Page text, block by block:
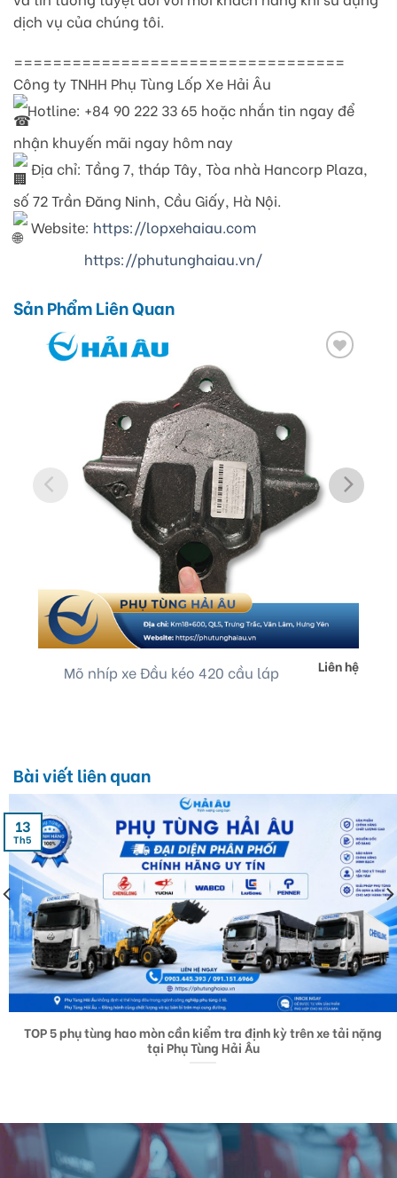
dịch vụ của chúng tôi.
==================================
Công ty TNHH Phụ Tùng Lốp Xe Hải Âu
Hotline: +84 90 222 33 65 hoặc nhắn tin ngay để
nhận khuyến mãi ngay hôm nay
Địa chỉ: Tầng 7, tháp Tây, Tòa nhà Hancorp Plaza,
số 72 Trần Đăng Ninh, Cầu Giấy, Hà Nội.
Website: https://lopxehaiau.com
https://phutunghaiau.vn/
Sản Phẩm Liên Quan
Mõ nhíp xe Đầu kéo 420 cầu láp Liên hệ
Bài viết liên quan
TOP 5 phụ tùng hao mòn cần kiểm tra định kỳ trên xe tải nặng
tại Phụ Tùng Hải Âu
13
Th5